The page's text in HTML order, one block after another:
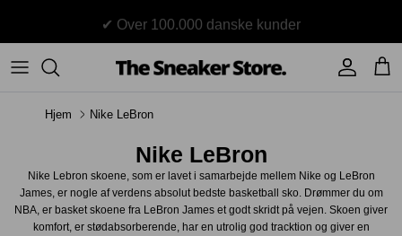
✔ Over 100.000 danske kunder
Sneakers
Adidas
UGG
Stüssy
Supreme
BAPE - A Bathing Ape
TSS Collection
Accessories
Hjem Nike LeBron
Nike LeBron
Nike Lebron skoene, som er lavet i samarbejde mellem Nike og LeBron
James, er nogle af verdens absolut bedste basketball sko. Drømmer du om
NBA, er basket skoene fra LeBron James et godt skridt på vejen. Skoen giver
komfort, er stødabsorberende, har en utrolig god tracktion og giver en